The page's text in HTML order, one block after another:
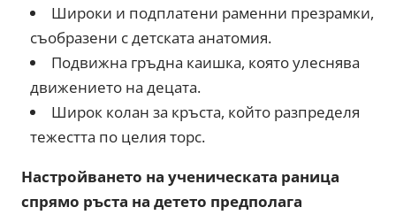
Широки и подплатени раменни презрамки,
съобразени с детската анатомия.
Подвижна гръдна каишка, която улеснява
движението на децата.
Широк колан за кръста, който разпределя
тежестта по целия торс.
Настройването на ученическата раница
спрямо ръста на детето предполага